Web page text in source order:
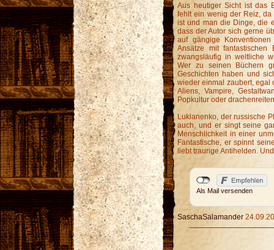
Aus heutiger Sicht ist das
fehlt ein wenig der Reiz,
ist und man die Dinge, die
dass der Autor sich gerne
auf gängige
Ansätze mit
zwangsläufig in weltliche
Wer zu seinen Büchern
Geschichten haben und
wieder einmal zaubert, egal
Aliens, Vampire,
Popkultur oder
Lukianenko, der russische
auch, und er singt seine
Menschlichkeit in einer
Fantastische, er spinnt
liebt traurige Antihelden.
Als Mail versenden
SaschaSalamander